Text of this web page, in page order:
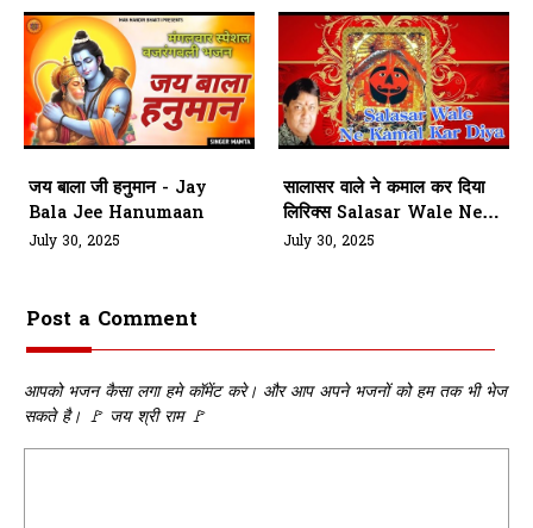
जय बाला जी हनुमान - Jay
Bala Jee Hanumaan
July 30, 2025
सालासर वाले ने कमाल कर दिया
लिरिक्स Salasar Wale Ne
Kamaal Kar Diya Lyrics
July 30, 2025
Post a Comment
आपको भजन कैसा लगा हमे कॉमेंट करे। और आप अपने भजनों को हम तक भी भेज
सकते है। 🚩 जय श्री राम 🚩